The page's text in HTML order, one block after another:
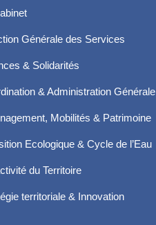
Générale des Services
& Solidarités
& Administration Générale
Mobilités & Patrimoine
Ecologique & Cycle de l’Eau
du Territoire
territoriale & Innovation